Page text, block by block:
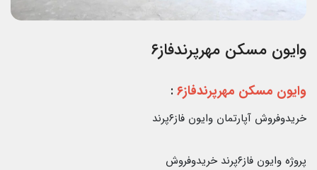
وایون مسکن مهرپرندفاز۶
وایون مسکن مهرپرندفاز۶ :
خریدوفروش آپارتمان وایون فاز۶پرند
پروژه وایون فاز۶پرند خریدوفروش